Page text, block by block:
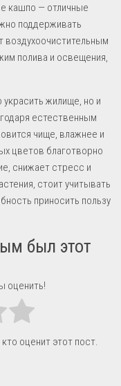
кашпо — отличные
поддерживать
воздухоочистительным
полива и освещения,
жилище, но и
естественным
чище, влажнее и
цветов благотворно
снижает стресс и
стоит учитывать
приносить пользу
был этот
оценить!
оценит этот пост.